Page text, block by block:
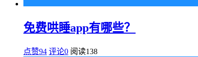
免费哄睡app有哪些？
点赞94 评论0 阅读138